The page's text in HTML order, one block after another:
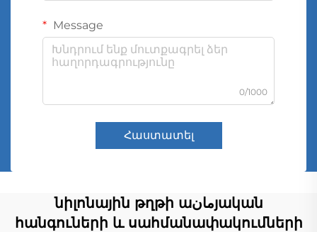
Message
0/1000
Հաստատել
նիլոնային թղթի աمانյական
հանգուների և սահմանափակումների